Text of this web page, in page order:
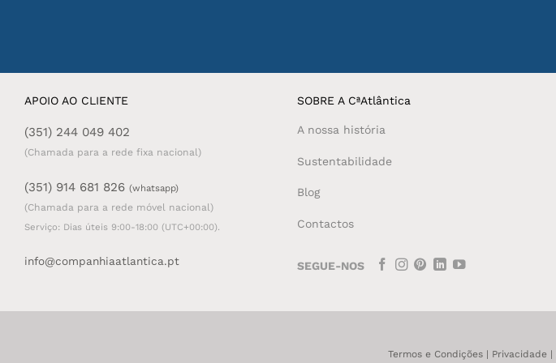
APOIO AO CLIENTE
(351) 244 049 402
(Chamada para a rede fixa nacional)
(351) 914 681 826 (whatsapp)
(Chamada para a rede móvel nacional)
Serviço: Dias úteis 9:00-18:00 (UTC+00:00).
info@companhiaatlantica.pt
SOBRE A CªAtlântica
A nossa história
Sustentabilidade
Blog
Contactos
SEGUE-NOS
Termos e Condições| Privacidade